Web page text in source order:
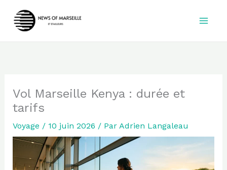
Vol Marseille Kenya : durée et
tarifs
Voyage / 10 juin 2026 / Par Adrien Langaleau